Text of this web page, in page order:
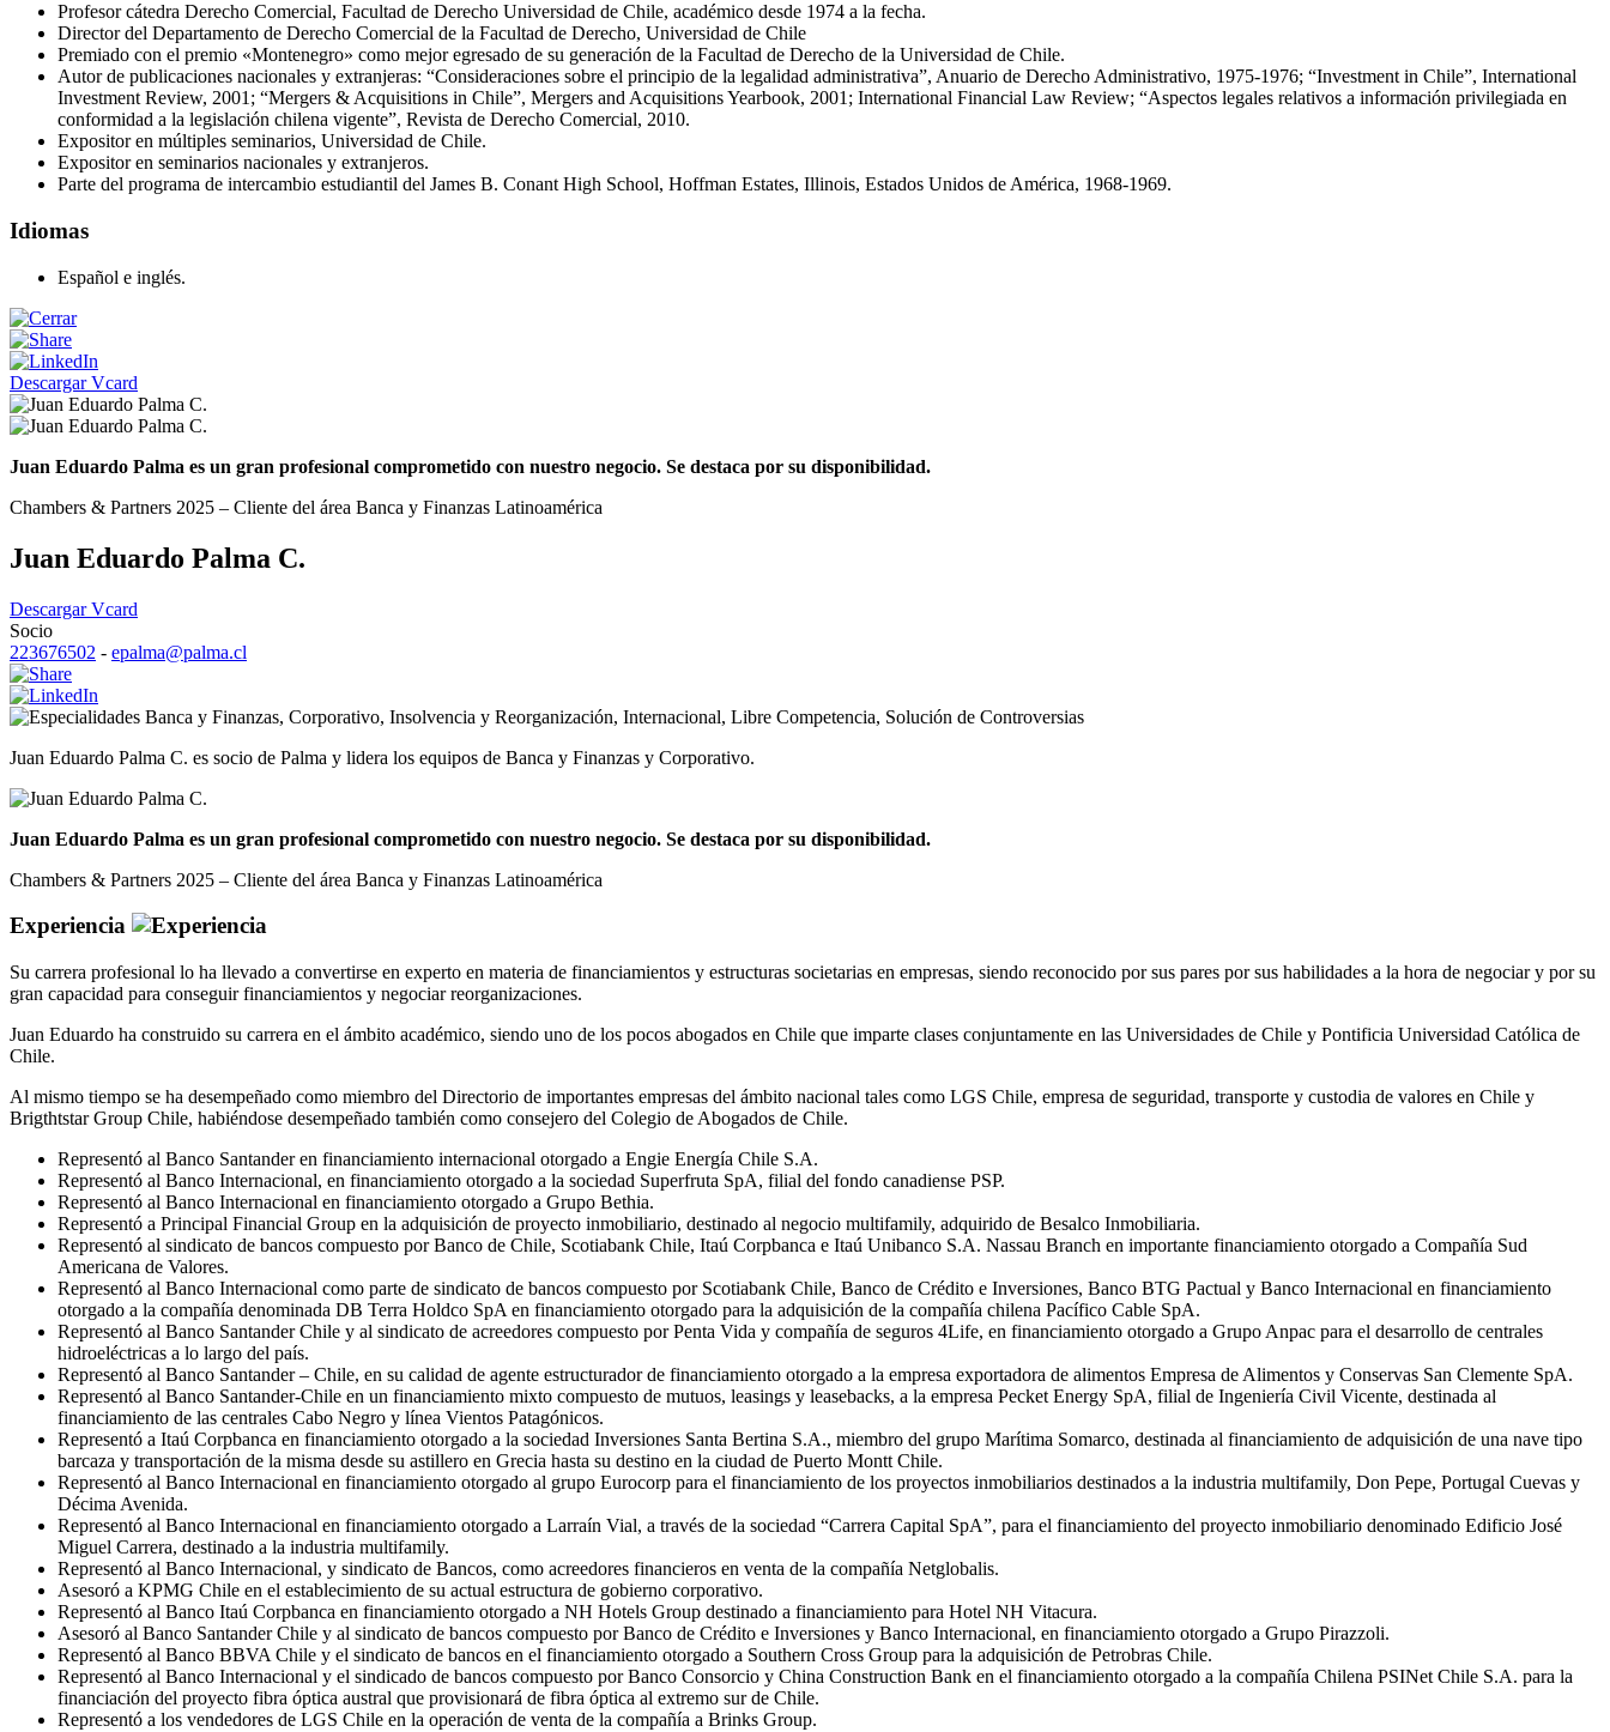
Profesor cátedra Derecho Comercial, Facultad de Derecho Universidad de Chile, académico desde 1974 a la fecha.
Director del Departamento de Derecho Comercial de la Facultad de Derecho, Universidad de Chile
Premiado con el premio «Montenegro» como mejor egresado de su generación de la Facultad de Derecho de la Universidad de Chile.
Autor de publicaciones nacionales y extranjeras: “Consideraciones sobre el principio de la legalidad administrativa”, Anuario de Derecho Administrativo, 1975-1976; “Investment in Chile”, International
Investment Review, 2001; “Mergers & Acquisitions in Chile”, Mergers and Acquisitions Yearbook, 2001; International Financial Law Review; “Aspectos legales relativos a información privilegiada en
conformidad a la legislación chilena vigente”, Revista de Derecho Comercial, 2010.
Expositor en múltiples seminarios, Universidad de Chile.
Expositor en seminarios nacionales y extranjeros.
Parte del programa de intercambio estudiantil del James B. Conant High School, Hoffman Estates, Illinois, Estados Unidos de América, 1968-1969.
Idiomas
Español e inglés.
Descargar Vcard
Juan Eduardo Palma es un gran profesional comprometido con nuestro negocio. Se destaca por su disponibilidad.
Chambers & Partners 2025 – Cliente del área Banca y Finanzas Latinoamérica
Juan Eduardo Palma C.
Descargar Vcard
Socio
223676502 - epalma@palma.cl
Banca y Finanzas, Corporativo, Insolvencia y Reorganización, Internacional, Libre Competencia, Solución de Controversias
Juan Eduardo Palma C. es socio de Palma y lidera los equipos de Banca y Finanzas y Corporativo.
Juan Eduardo Palma es un gran profesional comprometido con nuestro negocio. Se destaca por su disponibilidad.
Chambers & Partners 2025 – Cliente del área Banca y Finanzas Latinoamérica
Experiencia
Su carrera profesional lo ha llevado a convertirse en experto en materia de financiamientos y estructuras societarias en empresas, siendo reconocido por sus pares por sus habilidades a la hora de negociar y por su
gran capacidad para conseguir financiamientos y negociar reorganizaciones.
Juan Eduardo ha construido su carrera en el ámbito académico, siendo uno de los pocos abogados en Chile que imparte clases conjuntamente en las Universidades de Chile y Pontificia Universidad Católica de
Chile.
Al mismo tiempo se ha desempeñado como miembro del Directorio de importantes empresas del ámbito nacional tales como LGS Chile, empresa de seguridad, transporte y custodia de valores en Chile y
Brigthtstar Group Chile, habiéndose desempeñado también como consejero del Colegio de Abogados de Chile.
Representó al Banco Santander en financiamiento internacional otorgado a Engie Energía Chile S.A.
Representó al Banco Internacional, en financiamiento otorgado a la sociedad Superfruta SpA, filial del fondo canadiense PSP.
Representó al Banco Internacional en financiamiento otorgado a Grupo Bethia.
Representó a Principal Financial Group en la adquisición de proyecto inmobiliario, destinado al negocio multifamily, adquirido de Besalco Inmobiliaria.
Representó al sindicato de bancos compuesto por Banco de Chile, Scotiabank Chile, Itaú Corpbanca e Itaú Unibanco S.A. Nassau Branch en importante financiamiento otorgado a Compañía Sud
Americana de Valores.
Representó al Banco Internacional como parte de sindicato de bancos compuesto por Scotiabank Chile, Banco de Crédito e Inversiones, Banco BTG Pactual y Banco Internacional en financiamiento
otorgado a la compañía denominada DB Terra Holdco SpA en financiamiento otorgado para la adquisición de la compañía chilena Pacífico Cable SpA.
Representó al Banco Santander Chile y al sindicato de acreedores compuesto por Penta Vida y compañía de seguros 4Life, en financiamiento otorgado a Grupo Anpac para el desarrollo de centrales
hidroeléctricas a lo largo del país.
Representó al Banco Santander – Chile, en su calidad de agente estructurador de financiamiento otorgado a la empresa exportadora de alimentos Empresa de Alimentos y Conservas San Clemente SpA.
Representó al Banco Santander-Chile en un financiamiento mixto compuesto de mutuos, leasings y leasebacks, a la empresa Pecket Energy SpA, filial de Ingeniería Civil Vicente, destinada al
financiamiento de las centrales Cabo Negro y línea Vientos Patagónicos.
Representó a Itaú Corpbanca en financiamiento otorgado a la sociedad Inversiones Santa Bertina S.A., miembro del grupo Marítima Somarco, destinada al financiamiento de adquisición de una nave tipo
barcaza y transportación de la misma desde su astillero en Grecia hasta su destino en la ciudad de Puerto Montt Chile.
Representó al Banco Internacional en financiamiento otorgado al grupo Eurocorp para el financiamiento de los proyectos inmobiliarios destinados a la industria multifamily, Don Pepe, Portugal Cuevas y
Décima Avenida.
Representó al Banco Internacional en financiamiento otorgado a Larraín Vial, a través de la sociedad “Carrera Capital SpA”, para el financiamiento del proyecto inmobiliario denominado Edificio José
Miguel Carrera, destinado a la industria multifamily.
Representó al Banco Internacional, y sindicato de Bancos, como acreedores financieros en venta de la compañía Netglobalis.
Asesoró a KPMG Chile en el establecimiento de su actual estructura de gobierno corporativo.
Representó al Banco Itaú Corpbanca en financiamiento otorgado a NH Hotels Group destinado a financiamiento para Hotel NH Vitacura.
Asesoró al Banco Santander Chile y al sindicato de bancos compuesto por Banco de Crédito e Inversiones y Banco Internacional, en financiamiento otorgado a Grupo Pirazzoli.
Representó al Banco BBVA Chile y el sindicato de bancos en el financiamiento otorgado a Southern Cross Group para la adquisición de Petrobras Chile.
Representó al Banco Internacional y el sindicado de bancos compuesto por Banco Consorcio y China Construction Bank en el financiamiento otorgado a la compañía Chilena PSINet Chile S.A. para la
financiación del proyecto fibra óptica austral que provisionará de fibra óptica al extremo sur de Chile.
Representó a los vendedores de LGS Chile en la operación de venta de la compañía a Brinks Group.